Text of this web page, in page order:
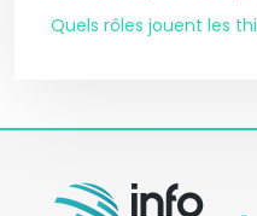
Quels rôles jouent les